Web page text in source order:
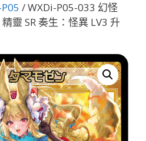
/ WXDi-P05-033 幻怪
靈 SR 奏生：怪異 LV3 升